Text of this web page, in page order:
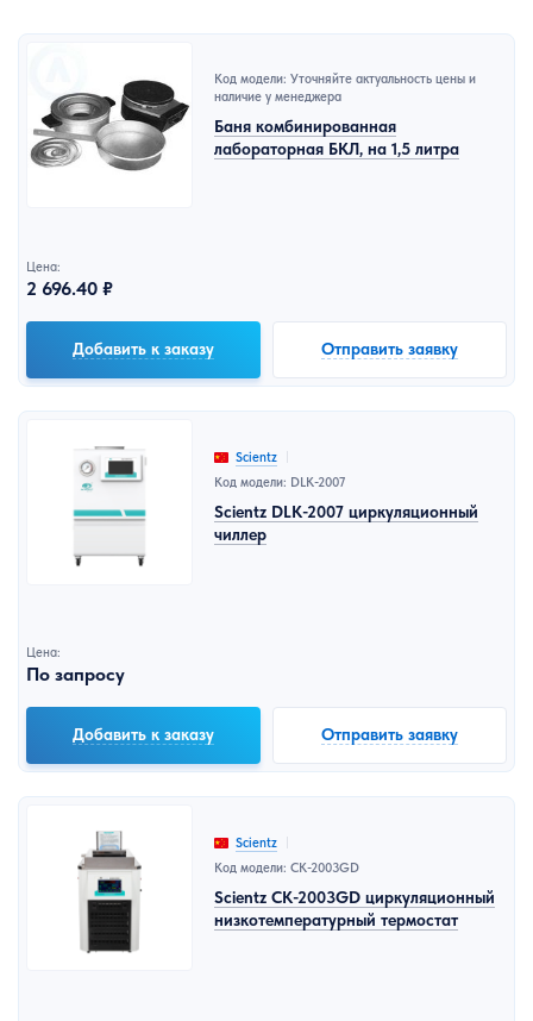
Код модели: Уточняйте актуальность цены и
наличие у менеджера
Баня комбинированная
лабораторная БКЛ, на 1,5 литра
Цена:
2 696.40 ₽
Добавить к заказу Отправить заявку
Scientz
Код модели: DLK-2007
Scientz DLK-2007 циркуляционный
чиллер
Цена:
По запросу
Добавить к заказу Отправить заявку
Scientz
Код модели: CK-2003GD
Scientz CK-2003GD циркуляционный
низкотемпературный термостат